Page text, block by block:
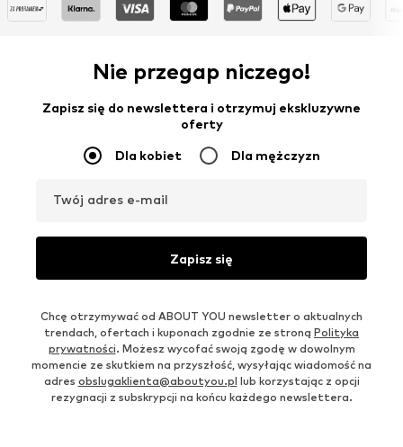
Nie przegap niczego!
Zapisz się do newslettera i otrzymuj ekskluzywne
oferty
Dla kobiet Dla mężczyzn
Twój adres e-mail
Zapisz się
Chcę otrzymywać od ABOUT YOU newsletter o aktualnych
trendach, ofertach i kuponach zgodnie ze stroną Polityka
prywatności. Możesz wycofać swoją zgodę w dowolnym
momencie ze skutkiem na przyszłość, wysyłając wiadomość na
adres obslugaklienta@aboutyou.pl lub korzystając z opcji
rezygnacji z subskrypcji na końcu każdego newslettera.